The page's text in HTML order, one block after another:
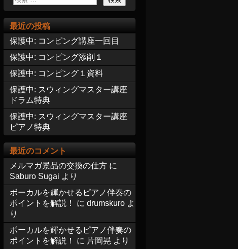
最近の投稿
保護中: コンピング講座一回目
保護中: コンピング添削１
保護中: コンピング１資料
保護中: スウィングマスター講座
ドラム特典
保護中: スウィングマスター講座
ピアノ特典
最近のコメント
メルマガ景品の交換の仕方 に
Saburo Sugai より
ボーカルを輝かせるピアノ伴奏の
ポイントを解説！
に drumskuro よ
り
ボーカルを輝かせるピアノ伴奏の
ポイントを解説！
に 片岡晃 より